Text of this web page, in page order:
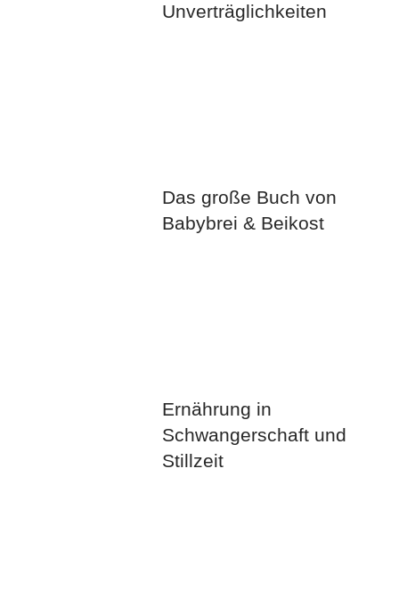
Unverträglichkeiten
Das große Buch von
Babybrei & Beikost
Ernährung in
Schwangerschaft und
Stillzeit